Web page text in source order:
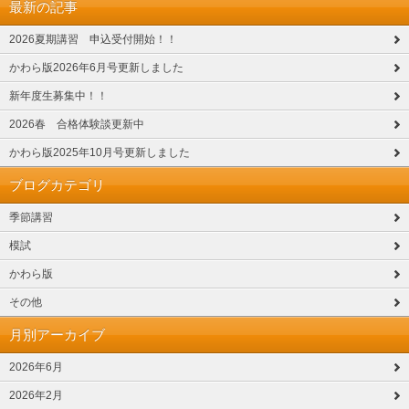
最新の記事
2026夏期講習 申込受付開始！！
かわら版2026年6月号更新しました
新年度生募集中！！
2026春 合格体験談更新中
かわら版2025年10月号更新しました
ブログカテゴリ
季節講習
模試
かわら版
その他
月別アーカイブ
2026年6月
2026年2月